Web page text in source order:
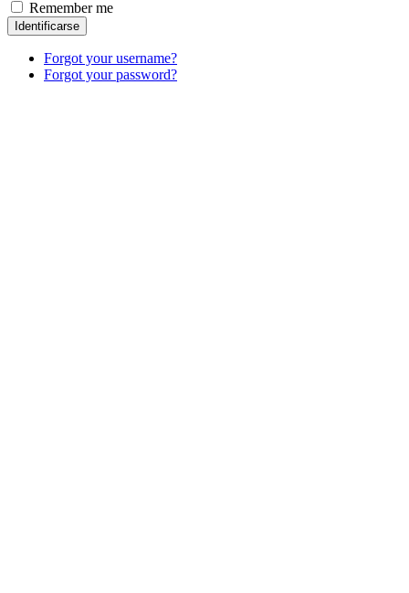
Remember me
Identificarse
Forgot your username?
Forgot your password?